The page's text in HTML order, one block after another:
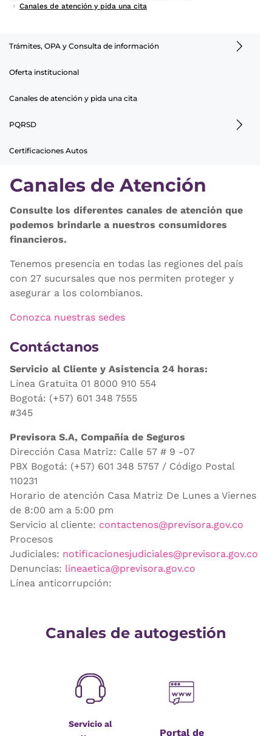
Canales de atención y pida una cita
Trámites, OPA y Consulta de información
Oferta institucional
Canales de atención y pida una cita
PQRSD
Certificaciones Autos
Canales de Atención
Consulte los diferentes canales de atención que
podemos brindarle a nuestros consumidores
financieros.
Tenemos presencia en todas las regiones del país
con 27 sucursales que nos permiten proteger y
asegurar a los colombianos.
Conozca nuestras sedes
Contáctanos
Servicio al Cliente y Asistencia 24 horas:
Línea Gratuita 01 8000 910 554
Bogotá: (+57) 601 348 7555
#345
Previsora S.A, Compañía de Seguros
Dirección Casa Matriz: Calle 57 # 9 -07
PBX Bogotá: (+57) 601 348 5757 / Código Postal
110231
Horario de atención Casa Matriz De Lunes a Viernes
de 8:00 am a 5:00 pm
Servicio al cliente: contactenos@previsora.gov.co
Procesos
Judiciales: notificacionesjudiciales@previsora.gov.co
Denuncias: lineaetica@previsora.gov.co
Línea anticorrupción:
Canales de autogestión
Servicio al
Portal de